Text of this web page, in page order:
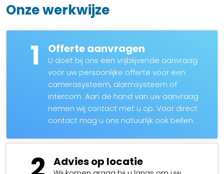
Onze werkwijze
1 Offerte aanvragen
U doet bij ons een vrijblijvende aanvraag
voor uw persoonlijke offerte voor een
camerasysteem, alarmsysteem of
intercom. Aan de hand van uw aanvraag
nemen wij contact met u op. Voor direct
contact mag u ons natuurlijk ook bellen.
Advies op locatie